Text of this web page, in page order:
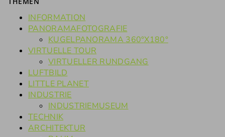
INFORMATION
PANORAMAFOTOGRAFIE
KUGELPANORAMA 360°X180°
VIRTUELLE TOUR
VIRTUELLER RUNDGANG
LUFTBILD
LITTLE PLANET
INDUSTRIE
INDUSTRIEMUSEUM
TECHNIK
ARCHITEKTUR